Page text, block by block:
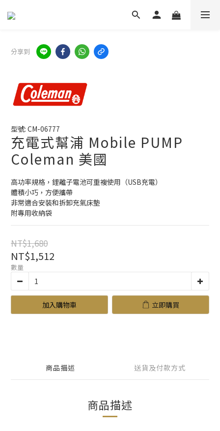
分享到
型號: CM-06777
充電式幫浦 Mobile PUMP
Coleman 美國
高功率規格，鋰離子電池可重複使用（USB充電）
體積小巧，方便攜帶
非常適合安裝和拆卸充氣床墊
附專用收納袋
NT$1,680
NT$1,512
數量
加入購物車 立即購買
商品描述 送貨及付款方式
商品描述